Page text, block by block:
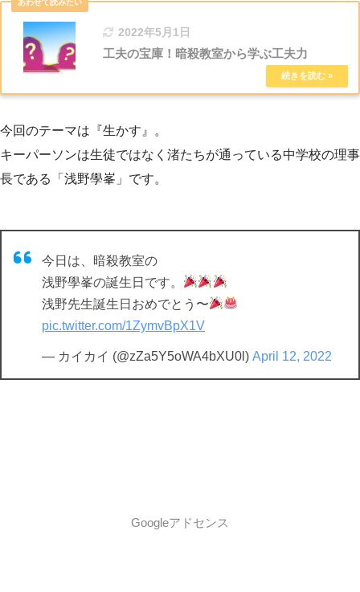
2022年5月1日
工夫の宝庫！暗殺教室から学ぶ工夫力
今回のテーマは『生かす』。
キーパーソンは生徒ではなく渚たちが通っている中学校の理事
長である「浅野學峯」です。
今日は、暗殺教室の
浅野學峯の誕生日です。
浅野先生誕生日おめでとう〜
pic.twitter.com/1ZymvBpX1V
— カイカイ (@zZa5Y5oWA4bXU0l) April 12, 2022
Googleアドセンス